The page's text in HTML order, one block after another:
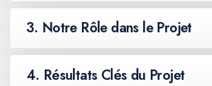
3. Notre Rôle dans le Projet
4. Résultats Clés du Projet